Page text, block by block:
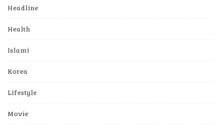
Headline
Health
Islami
Korea
Lifestyle
Movie